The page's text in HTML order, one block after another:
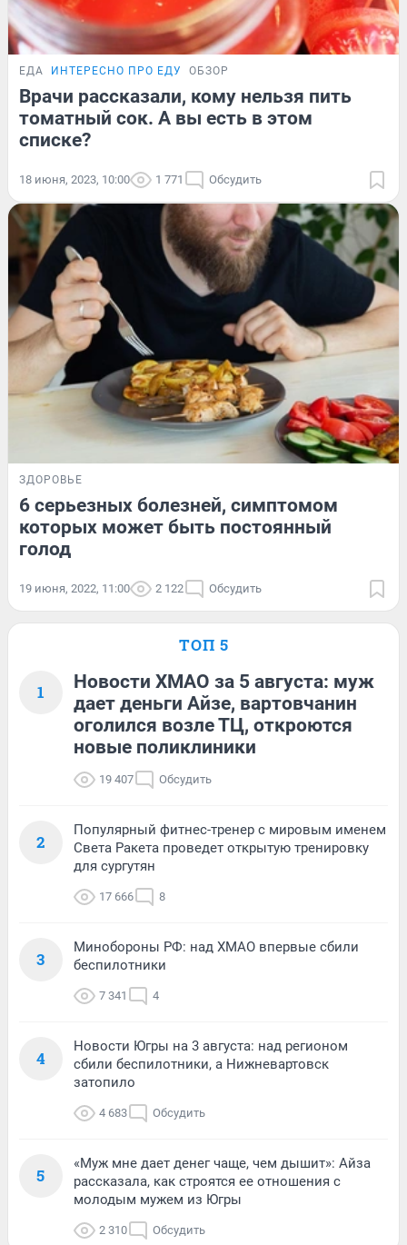
ЕДА ИНТЕРЕСНО ПРО ЕДУ ОБЗОР
Врачи рассказали, кому нельзя пить
томатный сок. А вы есть в этом
списке?
18 июня, 2023, 10:00 1 771 Обсудить
ЗДОРОВЬЕ
6 серьезных болезней, симптомом
которых может быть постоянный
голод
19 июня, 2022, 11:00 2 122 Обсудить
ТОП 5
1
Новости ХМАО за 5 августа: муж
дает деньги Айзе, вартовчанин
оголился возле ТЦ, откроются
новые поликлиники
19 407 Обсудить
2
Популярный фитнес-тренер с мировым именем
Света Ракета проведет открытую тренировку
для сургутян
17 666 8
3
Минобороны РФ: над ХМАО впервые сбили
беспилотники
7 341 4
4
Новости Югры на 3 августа: над регионом
сбили беспилотники, а Нижневартовск
затопило
4 683 Обсудить
5
«Муж мне дает денег чаще, чем дышит»: Айза
рассказала, как строятся ее отношения с
молодым мужем из Югры
2 310 Обсудить